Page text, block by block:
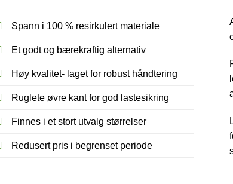
Spann i 100 % resirkulert materiale
Et godt og bærekraftig alternativ
Høy kvalitet- laget for robust håndtering
Ruglete øvre kant for god lastesikring
Finnes i et stort utvalg størrelser
Redusert pris i begrenset periode